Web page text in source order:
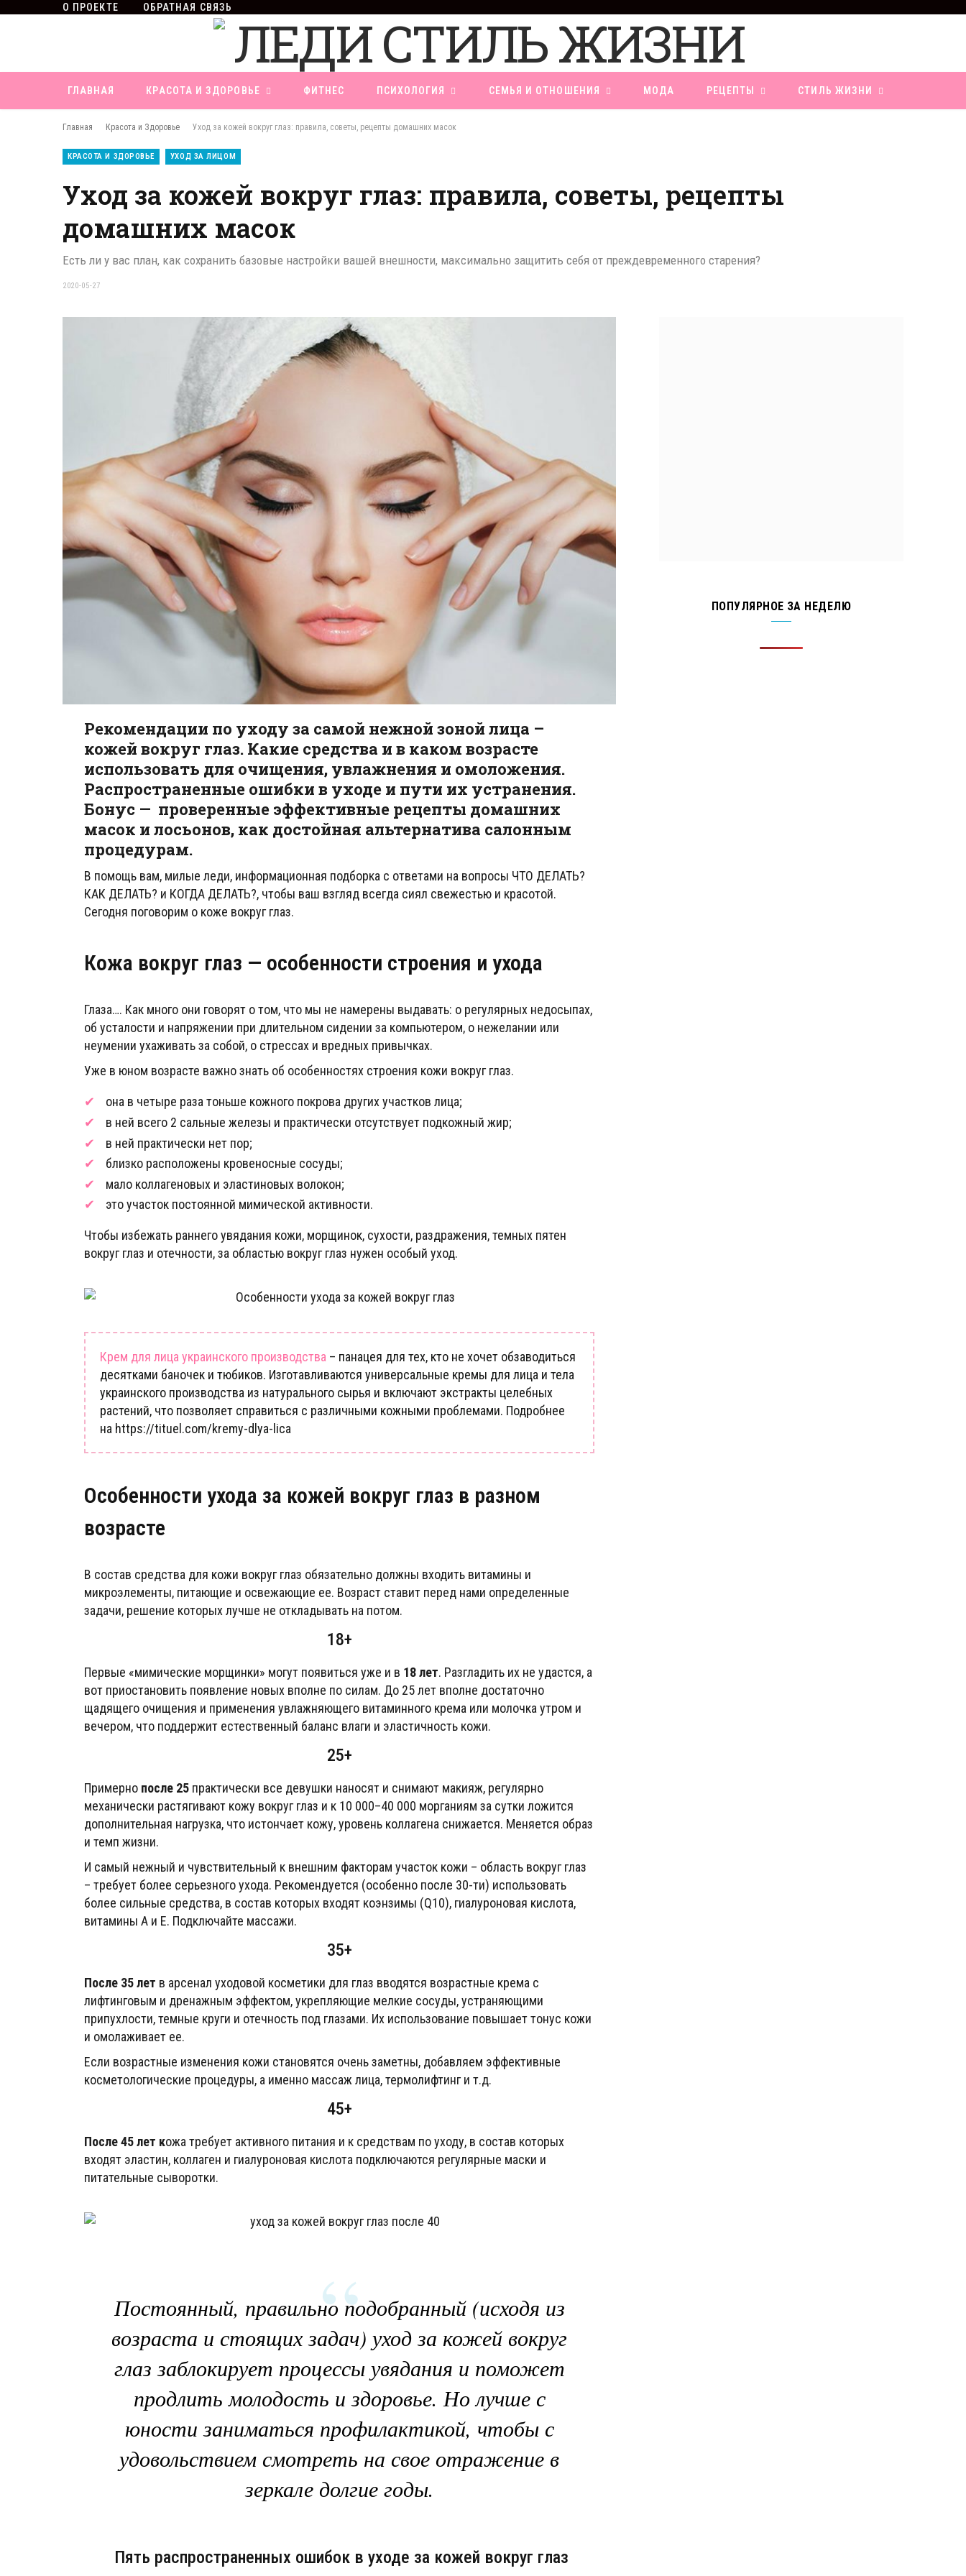
О ПРОЕКТЕ ОБРАТНАЯ СВЯЗЬ
F
b
ГЛАВНАЯ КРАСОТА И ЗДОРОВЬЕ ФИТНЕС ПСИХОЛОГИЯ СЕМЬЯ И ОТНОШЕНИЯ МОДА РЕЦЕПТЫ СТИЛЬ ЖИЗНИ
Главная Красота и Здоровье Уход за кожей вокруг глаз: правила, советы, рецепты домашних масок
КРАСОТА И ЗДОРОВЬЕ УХОД ЗА ЛИЦОМ
Уход за кожей вокруг глаз: правила, советы, рецепты
домашних масок
Есть ли у вас план, как сохранить базовые настройки вашей внешности, максимально защитить себя от преждевременного старения?
2020-05-27
Рекомендации по уходу за самой нежной зоной лица –
кожей вокруг глаз. Какие средства и в каком возрасте
использовать для очищения, увлажнения и омоложения.
Распространенные ошибки в уходе и пути их устранения.
Бонус — проверенные эффективные рецепты домашних
масок и лосьонов, как достойная альтернатива салонным
процедурам.
В помощь вам, милые леди, информационная подборка с ответами на вопросы ЧТО ДЕЛАТЬ?
КАК ДЕЛАТЬ? и КОГДА ДЕЛАТЬ?, чтобы ваш взгляд всегда сиял свежестью и красотой.
Сегодня поговорим о коже вокруг глаз.
Кожа вокруг глаз — особенности строения и ухода
Глаза…. Как много они говорят о том, что мы не намерены выдавать: о регулярных недосыпах,
об усталости и напряжении при длительном сидении за компьютером, о нежелании или
неумении ухаживать за собой, о стрессах и вредных привычках.
Уже в юном возрасте важно знать об особенностях строения кожи вокруг глаз.
она в четыре раза тоньше кожного покрова других участков лица;
в ней всего 2 сальные железы и практически отсутствует подкожный жир;
в ней практически нет пор;
близко расположены кровеносные сосуды;
мало коллагеновых и эластиновых волокон;
это участок постоянной мимической активности.
Чтобы избежать раннего увядания кожи, морщинок, сухости, раздражения, темных пятен
вокруг глаз и отечности, за областью вокруг глаз нужен особый уход.
Крем для лица украинского производства– панацея для тех, кто не хочет обзаводиться
десятками баночек и тюбиков. Изготавливаются универсальные кремы для лица и тела
украинского производства из натурального сырья и включают экстракты целебных
растений, что позволяет справиться с различными кожными проблемами. Подробнее
на https://tituel.com/kremy-dlya-lica
Особенности ухода за кожей вокруг глаз в разном
возрасте
В состав средства для кожи вокруг глаз обязательно должны входить витамины и
микроэлементы, питающие и освежающие ее. Возраст ставит перед нами определенные
задачи, решение которых лучше не откладывать на потом.
18+
Первые «мимические морщинки» могут появиться уже и в 18 лет. Разгладить их не удастся, а
вот приостановить появление новых вполне по силам. До 25 лет вполне достаточно
щадящего очищения и применения увлажняющего витаминного крема или молочка утром и
вечером, что поддержит естественный баланс влаги и эластичность кожи.
25+
Примерно после 25практически все девушки наносят и снимают макияж, регулярно
механически растягивают кожу вокруг глаз и к 10 000–40 000 морганиям за сутки ложится
дополнительная нагрузка, что истончает кожу, уровень коллагена снижается. Меняется образ
и темп жизни.
И самый нежный и чувствительный к внешним факторам участок кожи – область вокруг глаз
– требует более серьезного ухода. Рекомендуется (особенно после 30-ти) использовать
более сильные средства, в состав которых входят коэнзимы (Q10), гиалуроновая кислота,
витамины А и Е. Подключайте массажи.
35+
После 35 лет в арсенал уходовой косметики для глаз вводятся возрастные крема с
лифтинговым и дренажным эффектом, укрепляющие мелкие сосуды, устраняющими
припухлости, темные круги и отечность под глазами. Их использование повышает тонус кожи
и омолаживает ее.
Если возрастные изменения кожи становятся очень заметны, добавляем эффективные
косметологические процедуры, а именно массаж лица, термолифтинг и т.д.
45+
После 45 лет кожа требует активного питания и к средствам по уходу, в состав которых
входят эластин, коллаген и гиалуроновая кислота подключаются регулярные маски и
питательные сыворотки.
Постоянный, правильно подобранный (исходя из
возраста и стоящих задач) уход за кожей вокруг
глаз заблокирует процессы увядания и поможет
продлить молодость и здоровье. Но лучше с
юности заниматься профилактикой, чтобы с
удовольствием смотреть на свое отражение в
зеркале долгие годы.
Пять распространенных ошибок в уходе за кожей вокруг глаз
ПОПУЛЯРНОЕ ЗА НЕДЕЛЮ